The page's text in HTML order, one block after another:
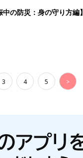
の防災：身の守り方編】
3 4 5 >